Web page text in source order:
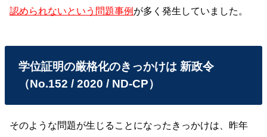
認められないという問題事例 が多く発生していました。
学位証明の厳格化のきっかけは 新政令
（No.152 / 2020 / ND-CP）
そのような問題が生じることになったきっかけは、昨年